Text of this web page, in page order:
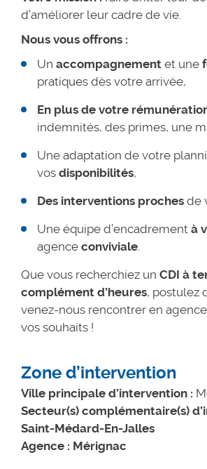
d’améliorer leur cadre de vie.
Nous vous offrons :
Un accompagnement et une
pratiques dès votre arrivée,
En plus de votre
indemnités, des primes, une
Une adaptation de votre
vos disponibilités,
Des interventions proches de
Une équipe d’encadrement à
agence conviviale
Que vous recherchiez un CDI à
complément d’heures, postulez
venez-nous rencontrer en
vos souhaits !
Zone d’intervention
Ville principale d’intervention :
Secteur(s) complémentaire(s)
Saint-Médard-En-Jalles
Agence : Mérignac